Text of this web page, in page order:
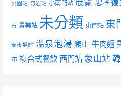
公園站 奇岩站 小南門站
市 景美站 未分類 東門站 東
安市場站 溫泉泡湯 爬山 牛肉麵
市 複合式餐飲 西門站 象山站